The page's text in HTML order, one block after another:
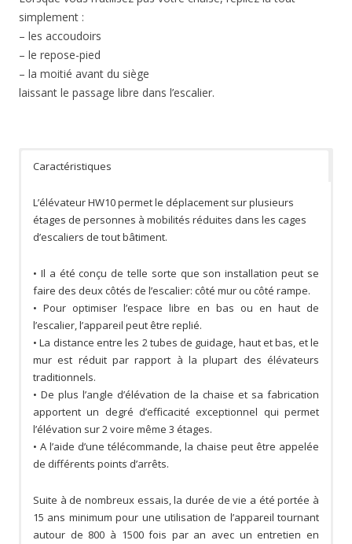
simplement :
– les accoudoirs
– le repose-pied
– la moitié avant du siège
laissant le passage libre dans l’escalier.
Caractéristiques
L’élévateur HW10 permet le déplacement sur plusieurs
étages de personnes à mobilités réduites dans les cages
d’escaliers de tout bâtiment.
• Il a été conçu de telle sorte que son installation peut se
faire des deux côtés de l’escalier: côté mur ou côté rampe.
• Pour optimiser l’espace libre en bas ou en haut de
l’escalier, l’appareil peut être replié.
• La distance entre les 2 tubes de guidage, haut et bas, et le
mur est réduit par rapport à la plupart des élévateurs
traditionnels.
• De plus l’angle d’élévation de la chaise et sa fabrication
apportent un degré d’efficacité exceptionnel qui permet
l’élévation sur 2 voire même 3 étages.
• A l’aide d’une télécommande, la chaise peut être appelée
de différents points d’arrêts.
Suite à de nombreux essais, la durée de vie a été portée à
15 ans minimum pour une utilisation de l’appareil tournant
autour de 800 à 1500 fois par an avec un entretien en